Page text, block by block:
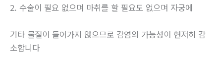
2. 수술이 필요 없으며 마취를 할 필요도 없으며 자궁에
기타 물질이 들어가지 않으므로 감염의 가능성이 현저히 감
소합니다